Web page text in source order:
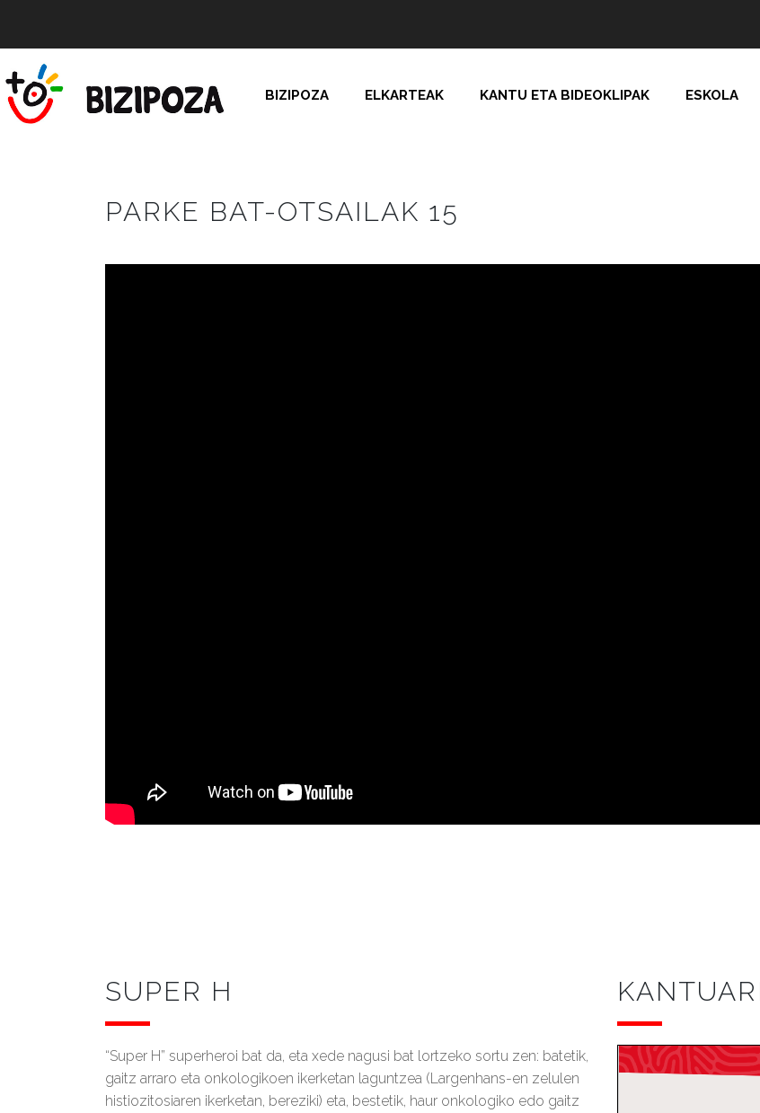
BIZIPOZA ELKARTEAK KANTU ETA BIDEOKLIPAK ESKOLA
PARKE BAT-OTSAILAK 15
SUPER H
“Super H” superheroi bat da, eta xede nagusi bat lortzeko sortu zen: batetik,
gaitz arraro eta onkologikoen ikerketan laguntzea (Largenhans-en zelulen
histiozitosiaren ikerketan, bereziki) eta, bestetik, haur onkologiko edo gaitz